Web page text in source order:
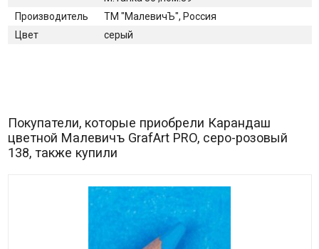
Производитель
ТМ "МалевичЪ", Россия
Цвет
серый
Покупатели, которые приобрели Карандаш
цветной Малевичъ GrafArt PRO, серо-розовый
138, также купили